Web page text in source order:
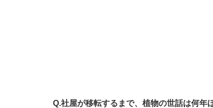
Q.社屋が移転するまで、植物の世話は何年